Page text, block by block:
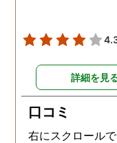
詳細を見
口コミ
右にスクロール